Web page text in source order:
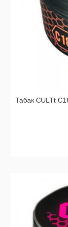
Табак CULTt